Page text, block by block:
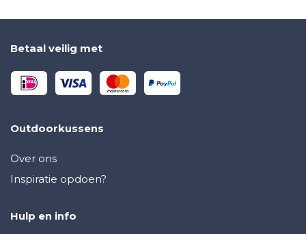
Betaal veilig met
Outdoorkussens
Over ons
Inspiratie opdoen?
Hulp en info